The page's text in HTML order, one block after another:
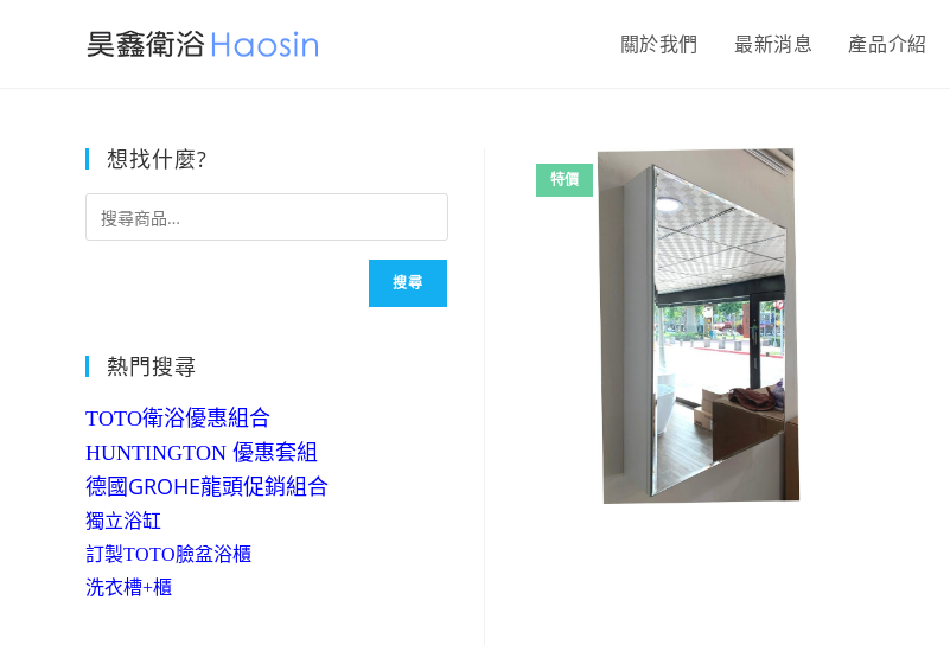
關於我們 最新消息 產品介紹
特價
想找什麼?
搜尋
熱門搜尋
TOTO衛浴優惠組合
HUNTINGTON 優惠套組
德國GROHE龍頭促銷組合
獨立浴缸
訂製TOTO臉盆浴櫃
洗衣槽+櫃